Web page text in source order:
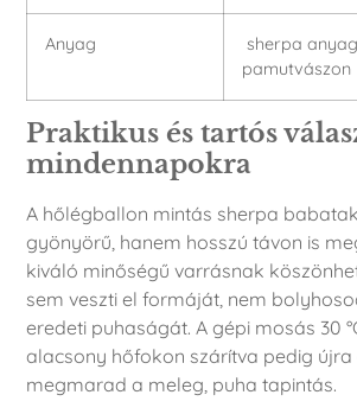
Anyag
sherpa
pamutvászon
Praktikus és tartós
mindennapokra
A hőlégballon mintás sherpa
gyönyörű, hanem hosszú távon is
kiváló minőségű varrásnak
sem veszti el formáját, nem
eredeti puhaságát. A gépi mosás 30
alacsony hőfokon szárítva pedig újra
megmarad a meleg, puha tapintás.